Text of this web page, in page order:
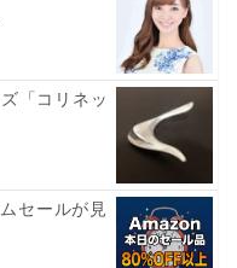
「コリネッ
セールが見